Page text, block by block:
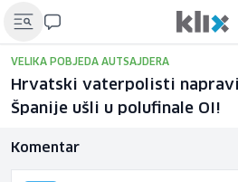
VELIKA POBJEDA AUTSAJDERA
Hrvatski vaterpolisti
Španije ušli u polufinale OI!
Komentar